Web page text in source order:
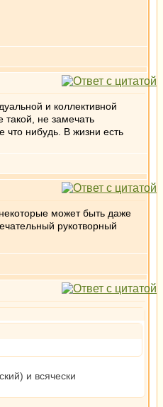
и коллективной
не замечать
что нибудь. В жизни есть
может быть даже
рукотворный
и всячески